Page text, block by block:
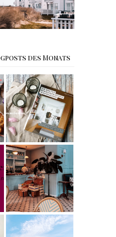
des Monats
Buchtipps - Die
besten
Skandinavische
n Wohnhäuser |
The Nina
Edition
Berlin | Café
L’Berg –
Französischer
Charme mitten
in Berlin-
Wilmersdorf